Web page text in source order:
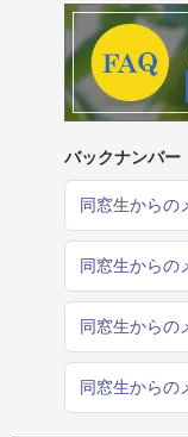
バックナンバー
同窓生からの
同窓生からの
同窓生からの
同窓生からの